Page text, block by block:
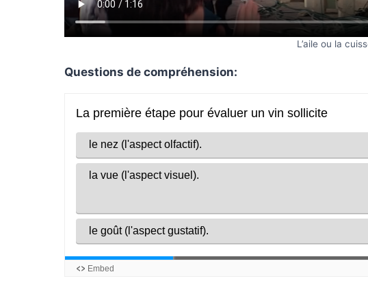
L’aile ou la
Questions de compréhension: